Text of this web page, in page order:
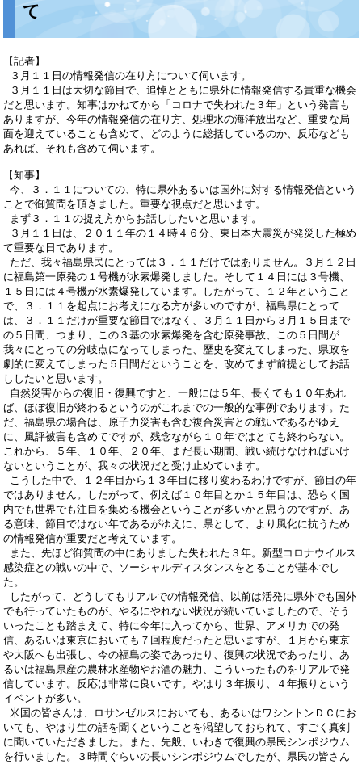
て
【記者】
３月１１日の情報発信の在り方について伺います。
３月１１日は大切な節目で、追悼とともに県外に情報発信する貴重な機会
だと思います。知事はかねてから「コロナで失われた３年」という発言も
ありますが、今年の情報発信の在り方、処理水の海洋放出など、重要な局
面を迎えていることも含めて、どのように総括しているのか、反応なども
あれば、それも含めて伺います。
【知事】
今、３．１１についての、特に県外あるいは国外に対する情報発信という
ことで御質問を頂きました。重要な視点だと思います。
まず３．１１の捉え方からお話ししたいと思います。
３月１１日は、２０１１年の１４時４６分、東日本大震災が発災した極め
て重要な日であります。
ただ、我々福島県民にとっては３．１１だけではありません。３月１２日
に福島第一原発の１号機が水素爆発しました。そして１４日には３号機、
１５日には４号機が水素爆発しています。したがって、１２年ということ
で、３．１１を起点にお考えになる方が多いのですが、福島県にとって
は、３．１１だけが重要な節目ではなく、３月１１日から３月１５日まで
の５日間、つまり、この３基の水素爆発を含む原発事故、この５日間が
我々にとっての分岐点になってしまった、歴史を変えてしまった、県政を
劇的に変えてしまった５日間だということを、改めてまず前提としてお話
ししたいと思います。
自然災害からの復旧・復興ですと、一般には５年、長くても１０年あれ
ば、ほぼ復旧が終わるというのがこれまでの一般的な事例であります。た
だ、福島県の場合は、原子力災害も含む複合災害との戦いであるがゆえ
に、風評被害も含めてですが、残念ながら１０年ではとても終わらない。
これから、５年、１０年、２０年、まだ長い期間、戦い続けなければいけ
ないということが、我々の状況だと受け止めています。
こうした中で、１２年目から１３年目に移り変わるわけですが、節目の年
ではありません。したがって、例えば１０年目とか１５年目は、恐らく国
内でも世界でも注目を集める機会ということが多いかと思うのですが、あ
る意味、節目ではない年であるがゆえに、県として、より風化に抗うため
の情報発信が重要だと考えています。
また、先ほど御質問の中にありました失われた３年。新型コロナウイルス
感染症との戦いの中で、ソーシャルディスタンスをとることが基本でし
た。
したがって、どうしてもリアルでの情報発信、以前は活発に県外でも国外
でも行っていたものが、やるにやれない状況が続いていましたので、そう
いったことも踏まえて、特に今年に入ってから、世界、アメリカでの発
信、あるいは東京においても７回程度だったと思いますが、１月から東京
や大阪へも出張し、今の福島の姿であったり、復興の状況であったり、あ
るいは福島県産の農林水産物やお酒の魅力、こういったものをリアルで発
信しています。反応は非常に良いです。やはり３年振り、４年振りという
イベントが多い。
米国の皆さんは、ロサンゼルスにおいても、あるいはワシントンＤＣにお
いても、やはり生の話を聞くということを渇望しておられて、すごく真剣
に聞いていただきました。また、先般、いわきで復興の県民シンポジウム
を行いました。３時間ぐらいの長いシンポジウムでしたが、県民の皆さん